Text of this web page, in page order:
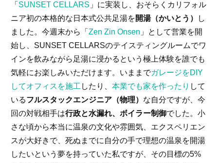
「 SUNSET CELLARS 」に実装し、おそらくカリフォル
ニア初の本格的な日本式公共足湯を開湯（かいとう）
し
ました。今週末から「Zen Zin Onsen 」として営業を開
始し、SUNSET CELLARSのテイスティングルームでワ
インを飲みながら足湯に浸かるという極上体験を誰でも
気軽にお楽しみいただけます。いままでガレージをDIY
してオフィスを施工 したり、本業でも家を作ったり して
いるフルスタックエンジニア（物理） な自分ですが、今
回の対戦相手は行政と水漏れ、ボイラー制御でした。小
さな頃から本当に温泉の文化や雰囲気、エクスペリエン
スが大好きで、死ぬまでに自分の手で理想の温泉を開湯
したいという夢を持っていた私ですが、その目標の5%